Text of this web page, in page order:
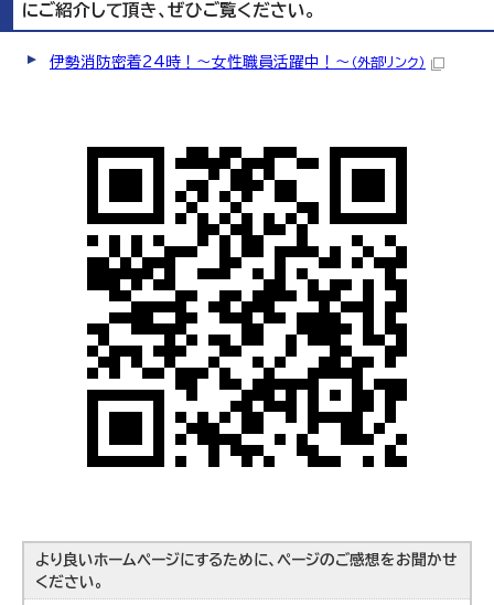
にご紹介して頂き、ぜひご覧ください。
伊勢消防密着24時！〜女性職員活躍中！～ （外部リンク）
より良いホームページにするために、ページのご感想をお聞かせ
ください。